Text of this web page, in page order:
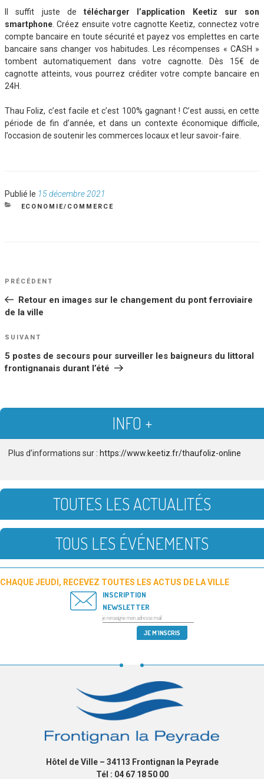
Il suffit juste de télécharger l’application Keetiz sur son
smartphone . Créez ensuite votre cagnotte Keetiz, connectez votre
compte bancaire en toute sécurité et payez vos emplettes en carte
bancaire sans changer vos habitudes. Les récompenses « CASH »
tombent automatiquement dans votre cagnotte. Dès 15€ de
cagnotte atteints, vous pourrez créditer votre compte bancaire en
24H.
Thau Foliz, c’est facile et c’est 100% gagnant ! C’est aussi, en cette
période de fin d’année, et dans un contexte économique difficile,
l’occasion de soutenir les commerces locaux et leur savoir-faire.
Publié le Publié
le
15 décembre 2021
CATÉGORIES
ECONOMIE/COMMERCE
NAVIGATION
DE
L’ARTICLE
Article
PRÉCÉDENT
Retour en images sur le changement du pont ferroviaire
de la ville
Article
SUIVANT
5 postes de secours pour surveiller les baigneurs du littoral
frontignanais durant l’été
INFO +
Plus d’informations sur : https://www.keetiz.fr/thaufoliz-online
TOUTES LES ACTUALITÉS
TOUS LES ÉVÉNEMENTS
CHAQUE JEUDI, RECEVEZ TOUTES LES ACTUS DE LA VILLE
INSCRIPTION
NEWSLETTER
Hôtel de Ville – 34113 Frontignan la Peyrade
Tél : 04 67 18 50 00